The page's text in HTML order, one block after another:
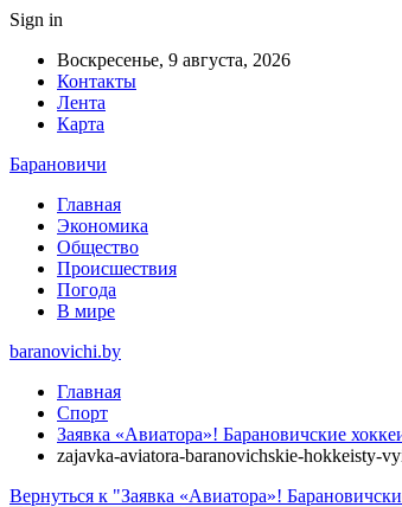
Sign in
Воскресенье, 9 августа, 2026
Контакты
Лента
Карта
Барановичи
Главная
Экономика
Общество
Происшествия
Погода
В мире
baranovichi.by
Главная
Спорт
Заявка «Авиатора»! Барановичские
zajavka-aviatora-baranovichskie-hokkeisty-
Вернуться к "Заявка «Авиатора»!